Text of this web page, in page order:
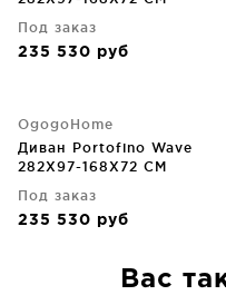
Под заказ
235 530 руб
OgogoHome
Диван Portofino Wave
282X97-168X72 CM
Под заказ
235 530 руб
Вас